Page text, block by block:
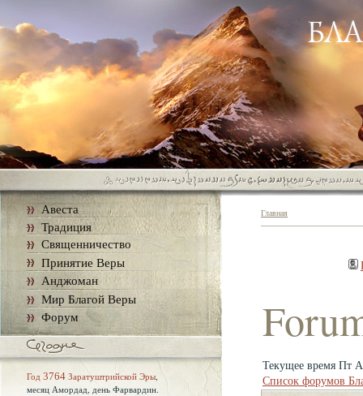
Авеста
Традиция
Священничество
Принятие Веры
Анджоман
Мир Благой Веры
Форум
Год 3764 Заратуштрийской Эры,
месяц Амордад, день Фарвардин.
Главная
Текущее время Пт
Список форумов